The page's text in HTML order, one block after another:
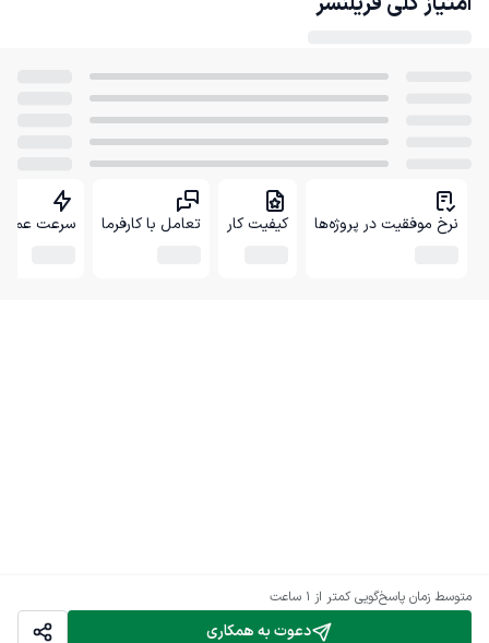
دعوت به همکاری
متوسط زمان پاسخ‌گویی کمتر از 1 ساعت
نرخ موفقیت در پروژه‌ها کیفیت کار تعامل با کارفرما سرعت عمل